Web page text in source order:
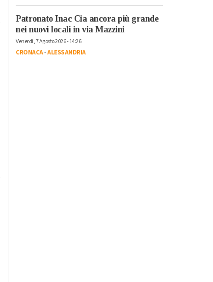
Patronato Inac Cia ancora più grande
nei nuovi locali in via Mazzini
Venerdì, 7 Agosto 2026 - 14:26
CRONACA-ALESSANDRIA